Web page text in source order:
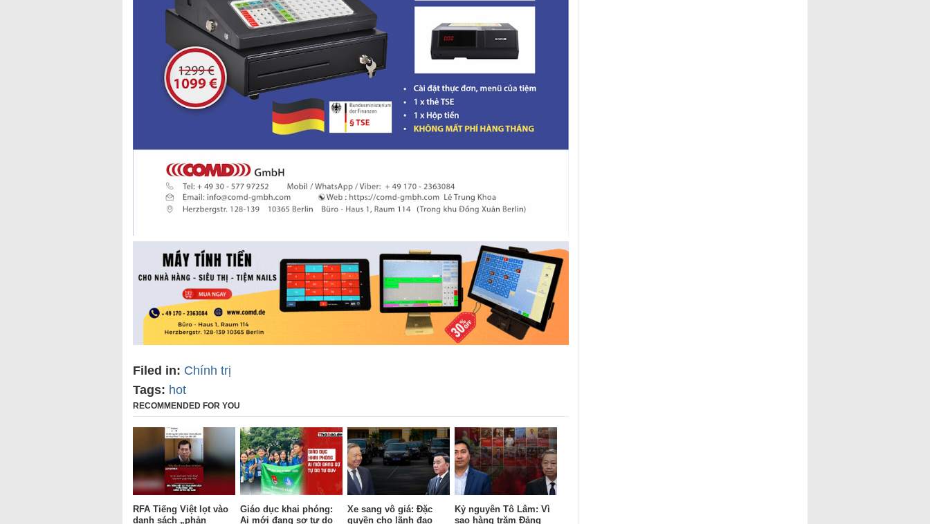
Filed in: Chính trị
Tags: hot
RECOMMENDED FOR YOU
RFA Tiếng Việt lọt vào
danh sách „phản
Giáo dục khai phóng:
Ai mới đang sợ tự do
Xe sang vô giá: Đặc
quyền cho lãnh đạo
Kỷ nguyên Tô Lâm: Vì
sao hàng trăm Đảng